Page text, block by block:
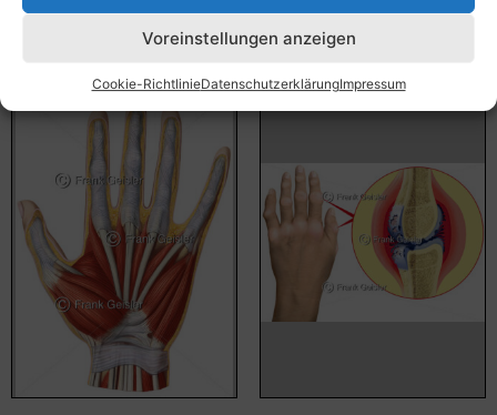
Voreinstellungen anzeigen
Cookie-RichtlinieDatenschutzerklärungImpressum